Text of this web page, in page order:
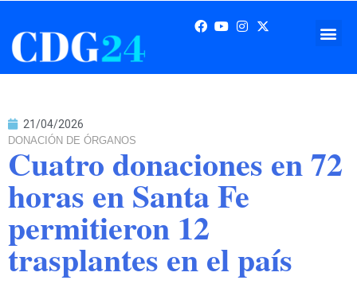
21/04/2026
DONACIÓN DE ÓRGANOS
Cuatro donaciones en 72
horas en Santa Fe
permitieron 12
trasplantes en el país